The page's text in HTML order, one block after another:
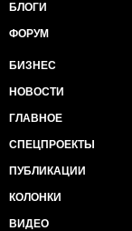
БЛОГИ
ФОРУМ
БИЗНЕС
НОВОСТИ
ГЛАВНОЕ
СПЕЦПРОЕКТЫ
ПУБЛИКАЦИИ
КОЛОНКИ
ВИДЕО